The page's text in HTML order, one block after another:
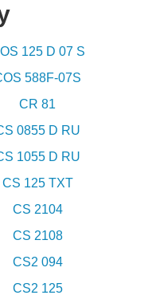
125 D 07 S
588F-07S
CR 81
0855 D RU
1055 D RU
CS 125 TXT
CS 2104
CS 2108
CS2 094
CS2 125